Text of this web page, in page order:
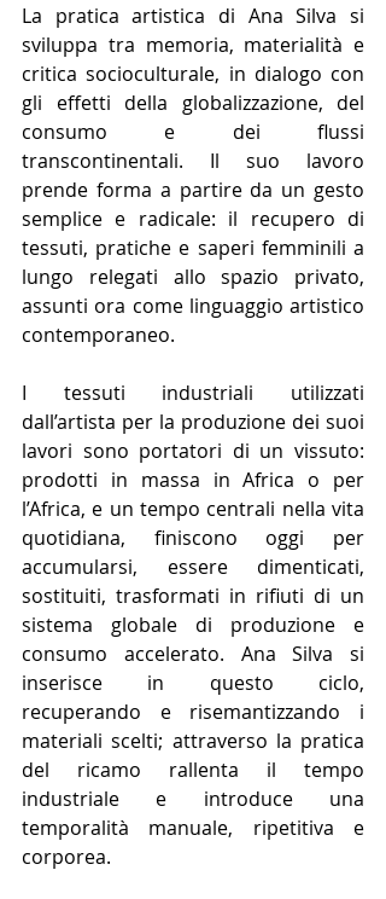
La pratica artistica di Ana Silva si
sviluppa tra memoria, materialità e
critica socioculturale, in dialogo con
gli effetti della globalizzazione, del
consumo e dei flussi
transcontinentali. Il suo lavoro
prende forma a partire da un gesto
semplice e radicale: il recupero di
tessuti, pratiche e saperi femminili a
lungo relegati allo spazio privato,
assunti ora come linguaggio artistico
contemporaneo.
I tessuti industriali utilizzati
dall’artista per la produzione dei suoi
lavori sono portatori di un vissuto:
prodotti in massa in Africa o per
l’Africa, e un tempo centrali nella vita
quotidiana, finiscono oggi per
accumularsi, essere dimenticati,
sostituiti, trasformati in rifiuti di un
sistema globale di produzione e
consumo accelerato. Ana Silva si
inserisce in questo ciclo,
recuperando e risemantizzando i
materiali scelti; attraverso la pratica
del ricamo rallenta il tempo
industriale e introduce una
temporalità manuale, ripetitiva e
corporea.